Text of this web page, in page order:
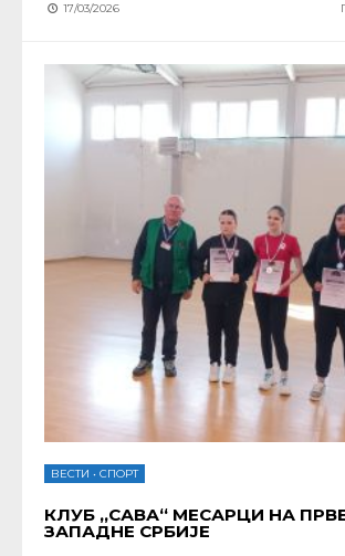
17/03/2026
ВЕСТИ • СПОРТ
КЛУБ „САВА“ МЕСАРЦИ НА
ЗАПАДНЕ СРБИЈЕ